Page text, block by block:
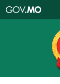
特
政
區
政
口